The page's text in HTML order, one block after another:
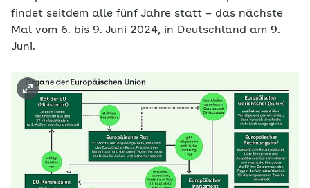
findet seitdem alle fünf Jahre statt – das nächste
Mal vom 6. bis 9. Juni 2024, in Deutschland am 9.
Juni.